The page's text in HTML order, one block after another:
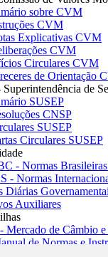
sobre CVM
CVM
Explicativas CVM
CVM
Circulares CVM
de Orientação
Superintendência de
SUSEP
CNSP
SUSEP
Circulares SUSEP
- Normas
- Normas
Diárias
Auxiliares
Mercado de Câmbio
de Normas e